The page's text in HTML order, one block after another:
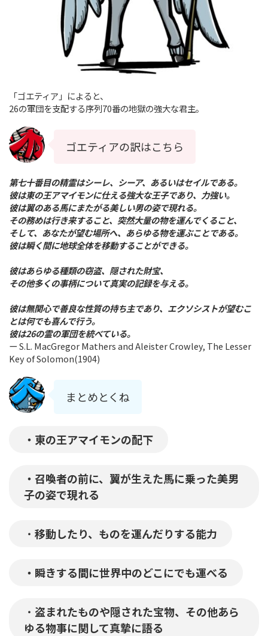
「ゴエティア」によると、
26の軍団を支配する序列70番の地獄の強大な君主。
ゴエティアの訳はこちら
第七十番目の精霊はシーレ、シーア、あるいはセイルである。
彼は東の王アマイモンに仕える強大な王子であり、力強い。
彼は翼のある馬にまたがる美しい男の姿で現れる。
その務めは行き来すること、突然大量の物を運んでくること、
そして、あなたが望む場所へ、あらゆる物を運ぶことである。
彼は瞬く間に地球全体を移動することができる。
彼はあらゆる種類の窃盗、隠された財宝、
その他多くの事柄について真実の記録を与える。
彼は無関心で善良な性質の持ち主であり、エクソシストが望むこ
とは何でも喜んで行う。
彼は26の霊の軍団を統べている。
ー S.L. MacGregor Mathers and Aleister Crowley, The Lesser
Key of Solomon(1904)
まとめとくね
・東の王アマイモンの配下
・召喚者の前に、翼が生えた馬に乗った美男
子の姿で現れる
・移動したり、ものを運んだりする能力
・瞬きする間に世界中のどこにでも運べる
・ 盗まれたものや隠された宝物、その他あら
ゆる物事に関して真摯に語る